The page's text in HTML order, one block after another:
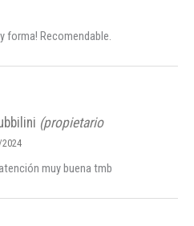
forma! Recomendable.
(propietario
muy buena tmb